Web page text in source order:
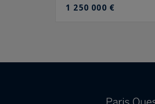
1 250 000 €